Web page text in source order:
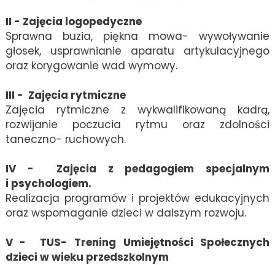
II - Zajęcia logopedyczne
Sprawna buzia, piękna mowa- wywoływanie
głosek, usprawnianie aparatu artykulacyjnego
oraz korygowanie wad wymowy.
III - Zajęcia rytmiczne
Zajęcia rytmiczne z wykwalifikowaną kadrą,
rozwijanie poczucia rytmu oraz zdolności
taneczno- ruchowych.
IV - Zajęcia z pedagogiem specjalnym
i psychologiem.
Realizacja programów i projektów edukacyjnych
oraz wspomaganie dzieci w dalszym rozwoju.
V - TUS- Trening Umiejętności Społecznych
dzieci w wieku przedszkolnym